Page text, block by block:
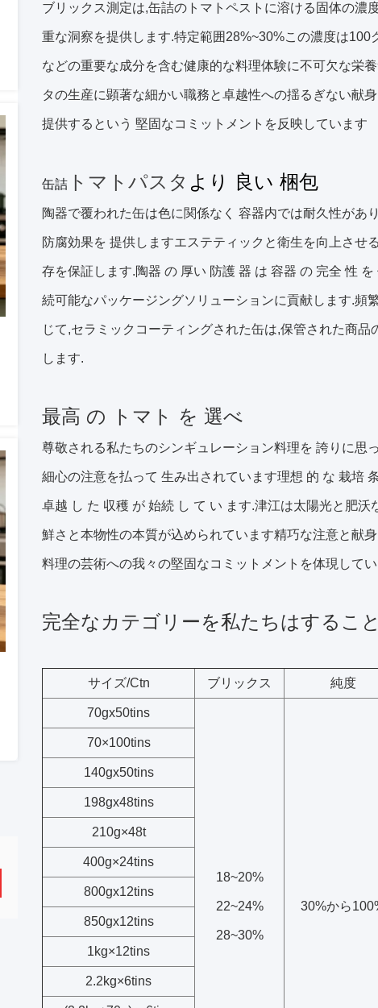
ブリックス測定は,缶詰のトマトペストに溶ける固体の
重な洞察を提供します.特定範囲28%~30%この濃度は
などの重要な成分を含む健康的な料理体験に不可欠な栄
タの生産に顕著な細かい職務と卓越性への揺るぎない献
提供するという 堅固なコミットメントを反映しています
缶詰 トマトパスタ より 良い 梱包
陶器で覆われた缶は色に関係なく 容器内では耐久性があ
防腐効果を 提供しますエステティックと衛生を向上さ
存を保証します.陶器 の 厚い 防護 器 は 容器 の 完全 性
続可能なパッケージングソリューションに貢献します.頻
じて,セラミックコーティングされた缶は,保管された商
します.
最高 の トマト を 選べ
尊敬される私たちのシンギュレーション料理を 誇りに思
細心の注意を払って 生み出されています理想 的 な 栽培
卓越 し た 収穫 が 始続 し て い ます.津江は太陽光と肥
鮮さと本物性の本質が込められています精巧な注意と献
料理の芸術への我々の堅固なコミットメントを体現して
完全なカテゴリーを私たちはするこ
サイズ/Ctn ブリックス 純度
70gx50tins
18~20%
22~24%
28~30%
30%から
70×100tins
140gx50tins
198gx48tins
210g×48t
400g×24tins
800gx12tins
850gx12tins
1kg×12tins
2.2kg×6tins